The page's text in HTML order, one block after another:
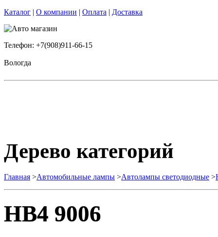
Каталог | О компании | Оплата | Доставка
Телефон: +7(908)911-66-15
Вологда
Дерево категорий
Главная >Автомобильные лампы >Автолампы светодиодные >
HB4 9006